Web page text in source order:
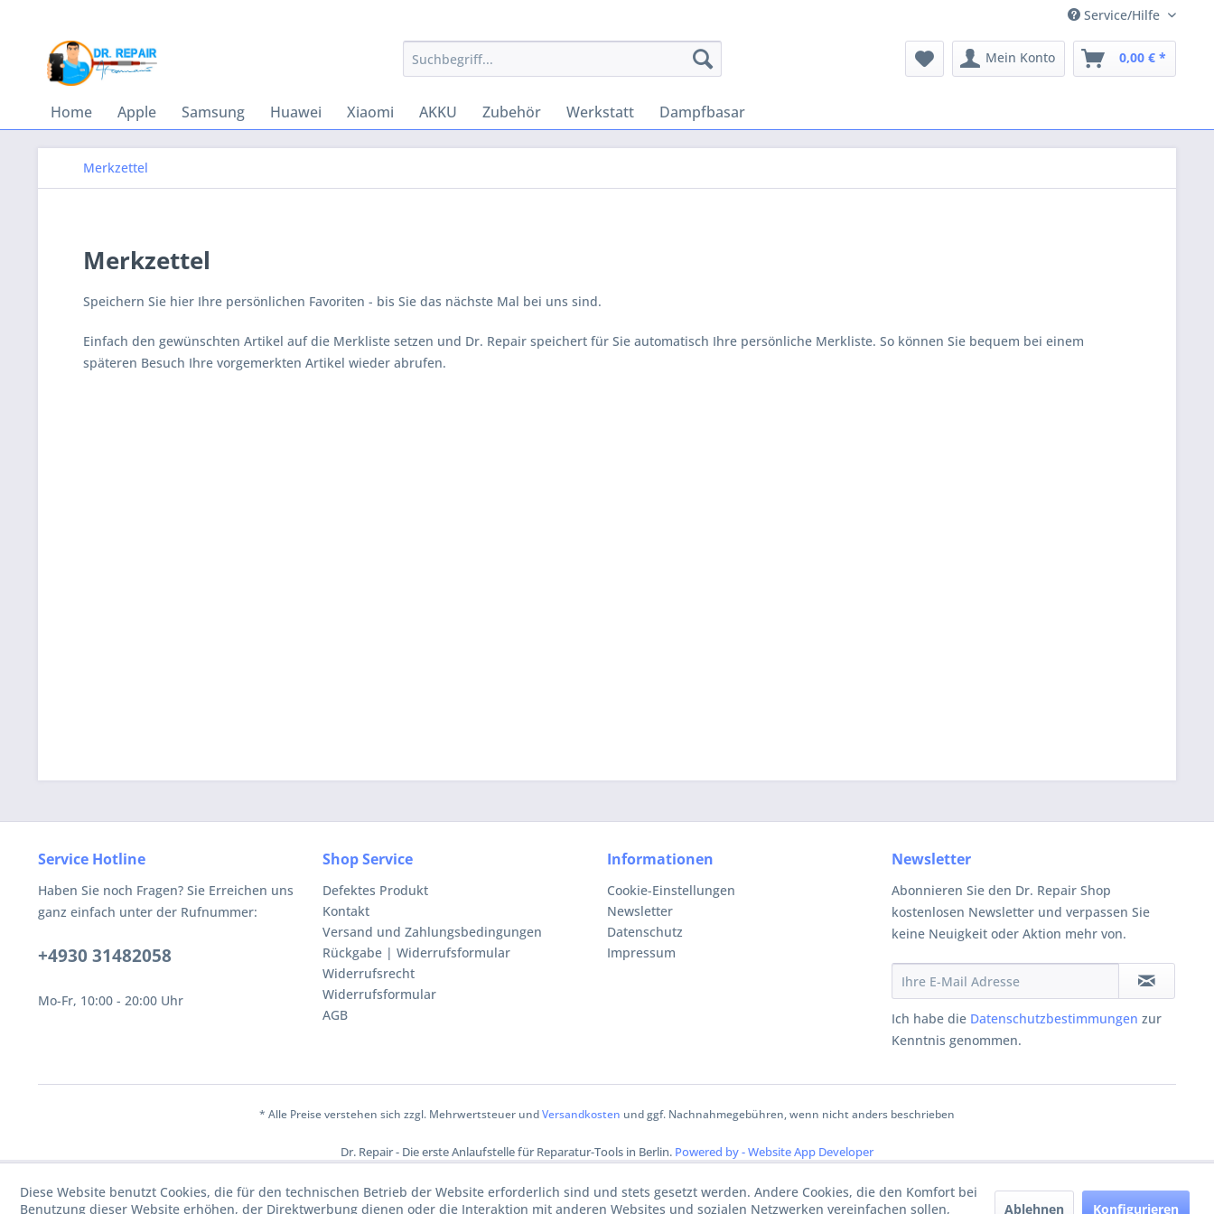
Service/Hilfe
Mein Konto 0,00 € *
Home Apple Samsung Huawei Xiaomi AKKU Zubehör Werkstatt Dampfbasar
Merkzettel
Merkzettel
Speichern Sie hier Ihre persönlichen Favoriten - bis Sie das nächste Mal bei uns sind.
Einfach den gewünschten Artikel auf die Merkliste setzen und Dr. Repair speichert für Sie automatisch Ihre persönliche Merkliste. So können Sie bequem bei einem
späteren Besuch Ihre vorgemerkten Artikel wieder abrufen.
Service Hotline
Haben Sie noch Fragen? Sie Erreichen uns
ganz einfach unter der Rufnummer:
+4930 31482058
Mo-Fr, 10:00 - 20:00 Uhr
Shop Service
Defektes Produkt
Kontakt
Versand und Zahlungsbedingungen
Rückgabe | Widerrufsformular
Widerrufsrecht
Widerrufsformular
AGB
Informationen
Cookie-Einstellungen
Newsletter
Datenschutz
Impressum
Newsletter
Abonnieren Sie den Dr. Repair Shop
kostenlosen Newsletter und verpassen Sie
keine Neuigkeit oder Aktion mehr von.
Ich habe die Datenschutzbestimmungen zur
Kenntnis genommen.
* Alle Preise verstehen sich zzgl. Mehrwertsteuer undVersandkosten und ggf. Nachnahmegebühren, wenn nicht anders beschrieben
Dr. Repair - Die erste Anlaufstelle für Reparatur-Tools in Berlin. Powered by - Website App Developer
Diese Website benutzt Cookies, die für den technischen Betrieb der Website erforderlich sind und stets gesetzt werden. Andere Cookies, die den Komfort bei
Benutzung dieser Website erhöhen, der Direktwerbung dienen oder die Interaktion mit anderen Websites und sozialen Netzwerken vereinfachen sollen,
Ablehnen Konfigurieren